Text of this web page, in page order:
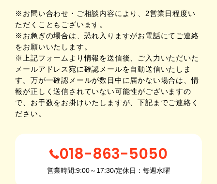
※お問い合わせ・ご相談内容により、2営業日程度い
ただくこともございます。
※お急ぎの場合は、恐れ入りますがお電話にてご連絡
をお願いいたします。
※上記フォームより情報を送信後、ご入力いただいた
メールアドレス宛に確認メールを自動送信いたしま
す。万が一確認メールが数日中に届かない場合は、情
報が正しく送信されていない可能性がございますの
で、お手数をお掛けいたしますが、下記までご連絡く
ださい。
018-863-5050
営業時間:9:00～17:30/定休日：毎週水曜